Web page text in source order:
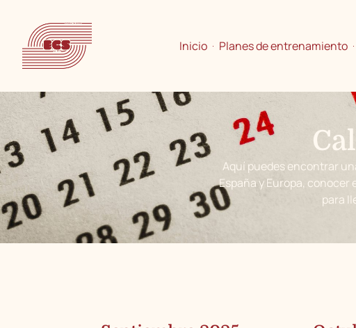
Inicio Planes de entrenamiento
Aquí puedes encontrar
España y Europa,
para